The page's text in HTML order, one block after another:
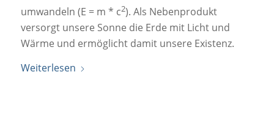
umwandeln (E = m * c2). Als Nebenprodukt
versorgt unsere Sonne die Erde mit Licht und
Wärme und ermöglicht damit unsere Existenz.
Weiterlesen